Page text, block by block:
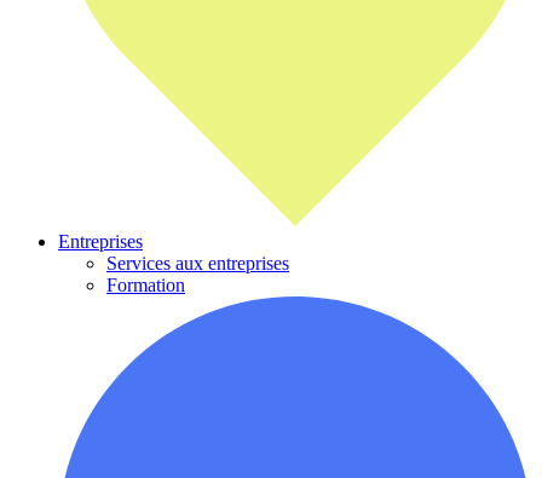
Entreprises
Services aux entreprises
Formation